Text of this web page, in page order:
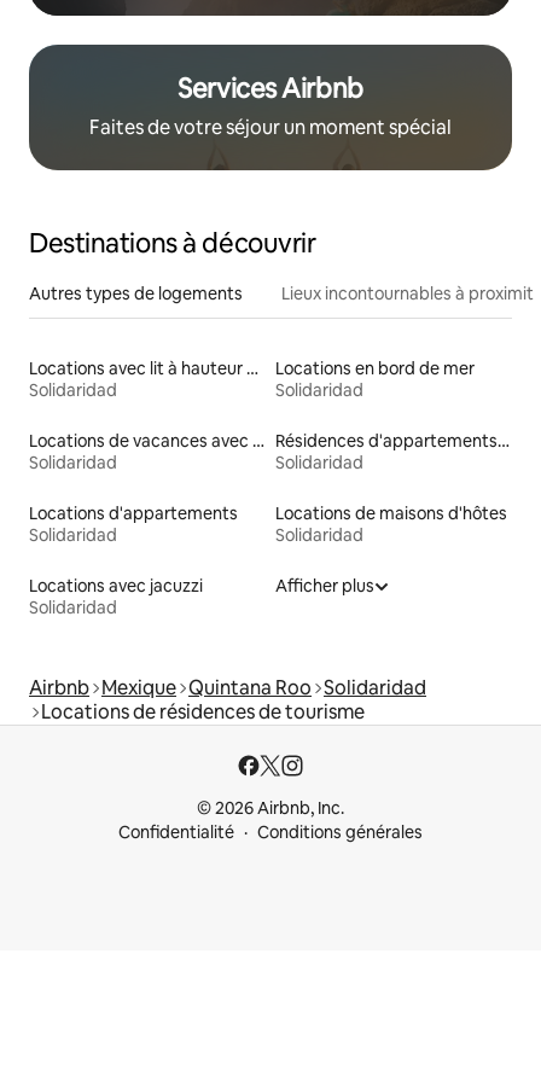
Services Airbnb
Faites de votre séjour un moment spécial
Destinations à découvrir
Autres types de logements Lieux incontournables à
Locations avec lit à hauteur adaptée
Solidaridad
Locations en bord de mer
Solidaridad
Locations de vacances avec piscine
Solidaridad
Résidences d'appartements en bord de mer
Solidaridad
Locations d'appartements
Solidaridad
Locations de maisons d'hôtes
Solidaridad
Locations avec jacuzzi
Solidaridad
Afficher plus
Airbnb Mexique Quintana Roo Solidaridad
Locations de résidences de tourisme
© 2026 Airbnb, Inc.
Confidentialité
Conditions générales